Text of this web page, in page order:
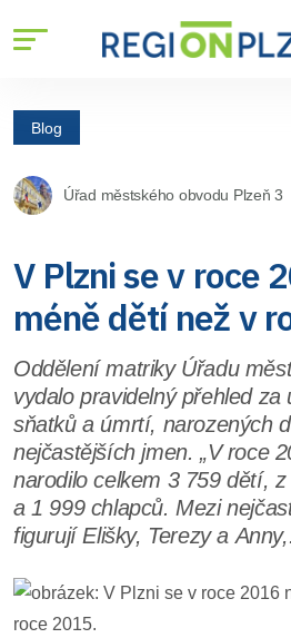
Blog
Úřad městského obvodu Plzeň 3
V Plzni se v roce
méně dětí než v
Oddělení matriky Úřadu
vydalo pravidelný přehled za
sňatků a úmrtí, narozených
nejčastějších jmen. „V roce
narodilo celkem 3 759 dětí,
a 1 999 chlapců. Mezi
figurují Elišky, Terezy a